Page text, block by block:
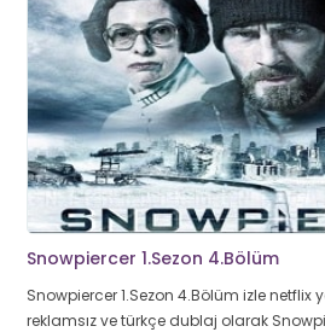
Snowpiercer 1.Sezon 4.Bölüm
Snowpiercer 1.Sezon 4.Bölüm izle netflix
reklamsız ve türkçe dublaj olarak